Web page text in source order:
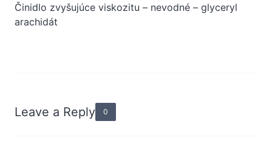
Činidlo zvyšujúce viskozitu – nevodné – glyceryl
arachidát
Leave a Reply 0